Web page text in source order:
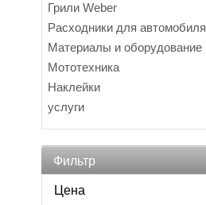
Грили Weber
Расходники для автомобиля
Материалы и оборудование
Мототехника
Наклейки
услуги
Фильтр
Цена